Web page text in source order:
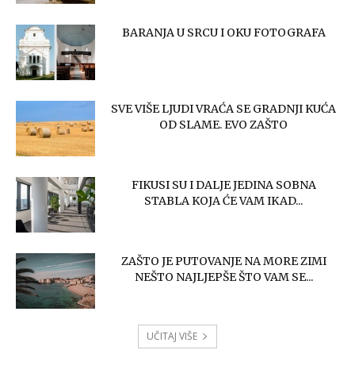
BARANJA U SRCU I OKU FOTOGRAFA
SVE VIŠE LJUDI VRAĆA SE GRADNJI KUĆA
OD SLAME. EVO ZAŠTO
FIKUSI SU I DALJE JEDINA SOBNA
STABLA KOJA ĆE VAM IKAD...
ZAŠTO JE PUTOVANJE NA MORE ZIMI
NEŠTO NAJLJEPŠE ŠTO VAM SE...
UČITAJ VIŠE